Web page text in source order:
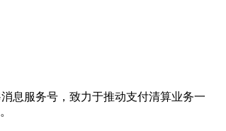
息服务号，致力于推动支付清算业务一